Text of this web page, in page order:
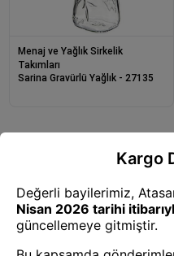
Menaj ve Yağlık Sirkelik
Takımları
Sarina Gravürlü Yağlık - 27135